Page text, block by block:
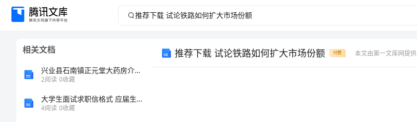
推
相关文档
兴业县石南镇正元堂大药房介绍企业发展分析报告
2阅读 0收藏
大学生面试求职信格式 应届生求职信格式
4阅读 0收藏
推荐下载 试论铁路如何扩大市场份额 付费 本文由第一文库网提供